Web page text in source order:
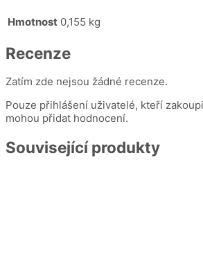
Hmotnost 0,155 kg
Recenze
Zatím zde nejsou žádné recenze.
Pouze přihlášení uživatelé, kteří
mohou přidat hodnocení.
Související produkty